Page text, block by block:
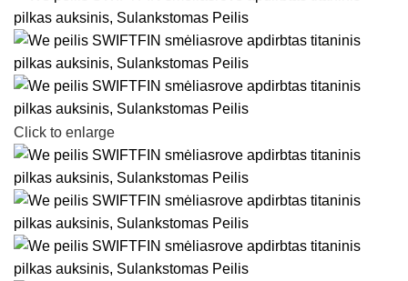
Click to enlarge